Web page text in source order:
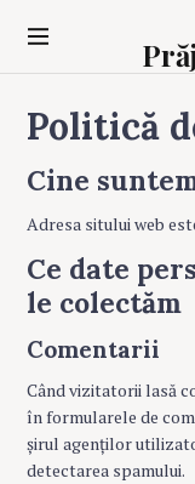
Politică
Cine
Adresa sitului web
Ce date
le colectăm
Comentarii
Când vizitatorii lasă
în formularele de
șirul agenților
detectarea spamului.